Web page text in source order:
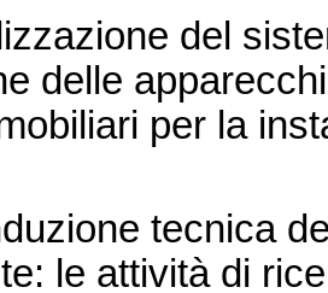
del
delle
per la
tecnica
le attività di